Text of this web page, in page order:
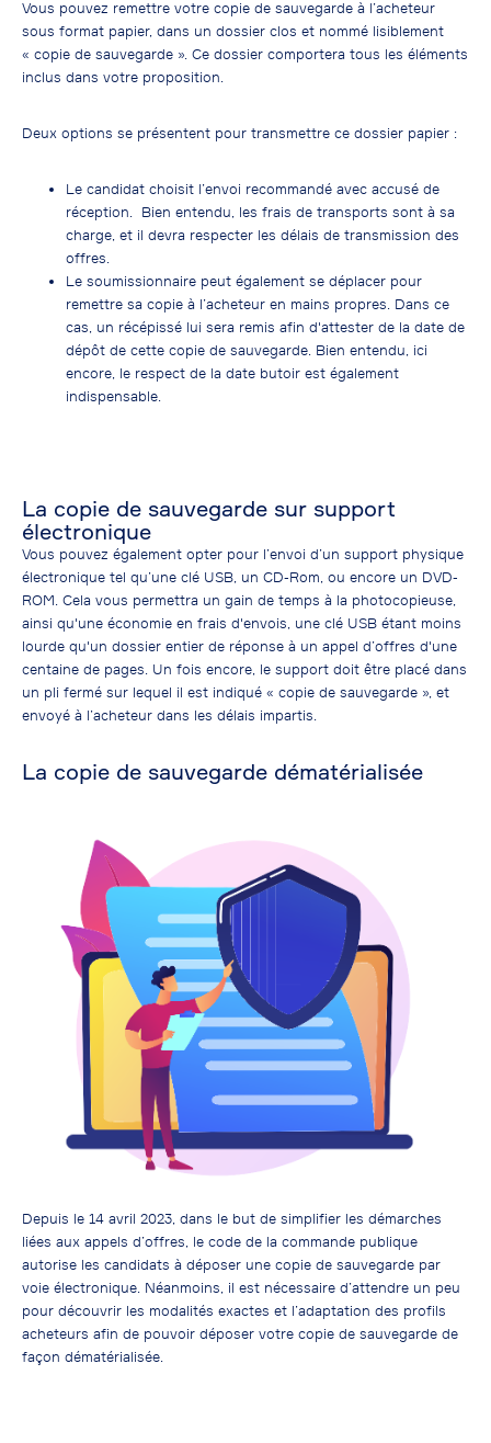
Vous pouvez remettre votre copie de sauvegarde à l’acheteur
sous format papier, dans un dossier clos et nommé lisiblement
« copie de sauvegarde ». Ce dossier comportera tous les éléments
inclus dans votre proposition.
Deux options se présentent pour transmettre ce dossier papier :
Le candidat choisit l’envoi recommandé avec accusé de
réception. Bien entendu, les frais de transports sont à sa
charge, et il devra respecter les délais de transmission des
offres.
Le soumissionnaire peut également se déplacer pour
remettre sa copie à l’acheteur en mains propres. Dans ce
cas, un récépissé lui sera remis afin d'attester de la date de
dépôt de cette copie de sauvegarde. Bien entendu, ici
encore, le respect de la date butoir est également
indispensable.
La copie de sauvegarde sur support
électronique
Vous pouvez également opter pour l’envoi d’un support physique
électronique tel qu’une clé USB, un CD-Rom, ou encore un DVD-
ROM. Cela vous permettra un gain de temps à la photocopieuse,
ainsi qu'une économie en frais d'envois, une clé USB étant moins
lourde qu'un dossier entier de réponse à un appel d’offres d'une
centaine de pages. Un fois encore, le support doit être placé dans
un pli fermé sur lequel il est indiqué « copie de sauvegarde », et
envoyé à l’acheteur dans les délais impartis.
La copie de sauvegarde dématérialisée
Depuis le 14 avril 2023, dans le but de simplifier les démarches
liées aux appels d’offres, le code de la commande publique
autorise les candidats à déposer une copie de sauvegarde par
voie électronique. Néanmoins, il est nécessaire d’attendre un peu
pour découvrir les modalités exactes et l’adaptation des profils
acheteurs afin de pouvoir déposer votre copie de sauvegarde de
façon dématérialisée.